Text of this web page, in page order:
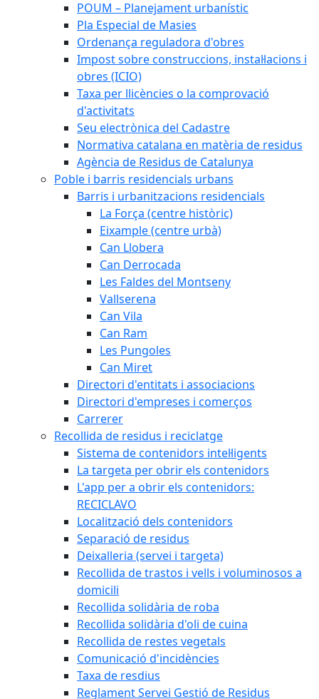
POUM – Planejament urbanístic
Pla Especial de Masies
Ordenança reguladora d'obres
Impost sobre construccions, instal·lacions i
obres (ICIO)
Taxa per llicències o la comprovació
d'activitats
Seu electrònica del Cadastre
Normativa catalana en matèria de residus
Agència de Residus de Catalunya
Poble i barris residencials urbans
Barris i urbanitzacions residencials
La Força (centre històric)
Eixample (centre urbà)
Can Llobera
Can Derrocada
Les Faldes del Montseny
Vallserena
Can Vila
Can Ram
Les Pungoles
Can Miret
Directori d'entitats i associacions
Directori d'empreses i comerços
Carrerer
Recollida de residus i reciclatge
Sistema de contenidors intel·ligents
La targeta per obrir els contenidors
L'app per a obrir els contenidors:
RECICLAVO
Localització dels contenidors
Separació de residus
Deixalleria (servei i targeta)
Recollida de trastos i vells i voluminosos a
domicili
Recollida solidària de roba
Recollida solidària d'oli de cuina
Recollida de restes vegetals
Comunicació d'incidències
Taxa de resdius
Reglament Servei Gestió de Residus